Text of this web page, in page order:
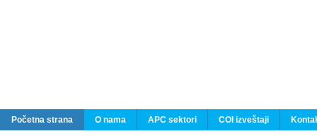
Početna strana O nama APC sektori COI izveštaji